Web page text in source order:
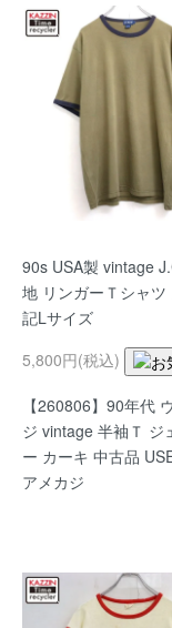
90s USA製 vintage
地 リンガーＴシャツ
記Lサイズ
5,800円(税込)
【260806】90年代
ジ vintage 半袖Ｔ ジ
ー カーキ 中古品
アメカジ